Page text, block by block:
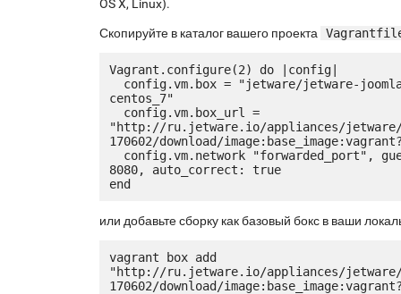
OS X, Linux).
Скопируйте в каталог вашего проекта
Vagrant.configure(2) do |config|
centos_7"
"http://ru.jetware.io/appliances/jetware/
170602/download/
8080, auto_correct: true
или добавьте сборку как базовый бокс в ваши
vagrant box add
"http://ru.jetware.io/appliances/jetware/
170602/download/